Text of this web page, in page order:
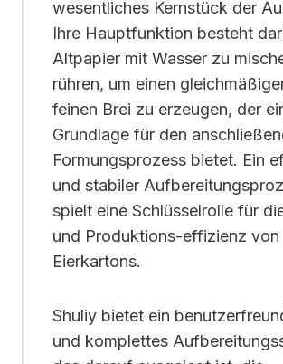
wesentliches Kernstück der
Ihre Hauptfunktion besteht
Altpapier mit Wasser zu
rühren, um einen
feinen Brei zu erzeugen, der
Grundlage für den
Formungsprozess bietet. Ein
und stabiler
spielt eine Schlüsselrolle für
und Produktions-effizienz von
Eierkartons.
Shuliy bietet ein
und komplettes